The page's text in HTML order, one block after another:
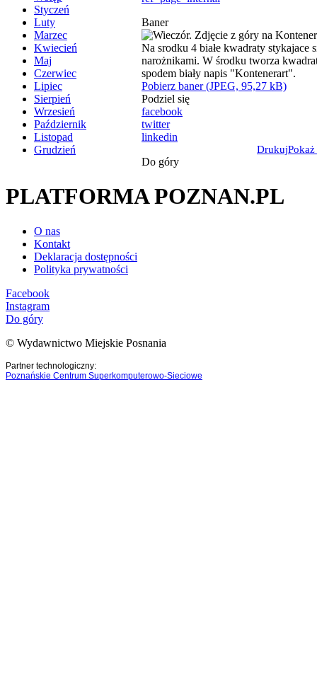
Styczeń
Luty
Marzec
Kwiecień
Maj
Czerwiec
Lipiec
Sierpień
Wrzesień
Październik
Listopad
Grudzień
Baner
Pobierz baner (JPEG, 95,27 kB)
Podziel się
facebook
twitter
linkedin
Drukuj
Do góry
PLATFORMA POZNAN.PL
O nas
Kontakt
Deklaracja dostępności
Polityka prywatności
Facebook
Instagram
Do góry
© Wydawnictwo Miejskie Posnania
Partner technologiczny:
Poznańskie Centrum Superkomputerowo-Sieciowe